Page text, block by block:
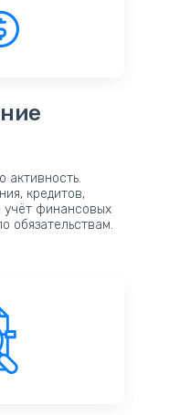
активность.
кредитов,
учёт финансовых
обязательствам.